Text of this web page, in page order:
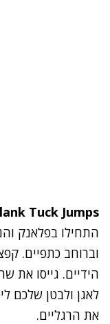
Tuck Jumps
התחילו בפלאנק
וברוחב כתפיים.
הידיים. גייסו את
לאגן ולבטן שלכם
את הרגליים.